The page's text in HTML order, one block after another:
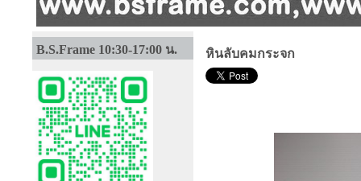
B.S.Frame 10:30-17:00 น. หินลับคมกระจก